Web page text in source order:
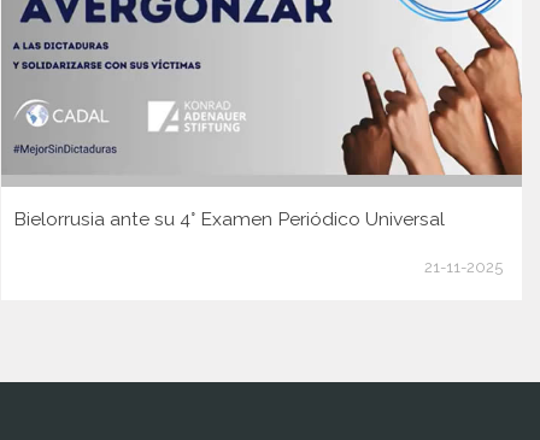
Bielorrusia ante su 4° Examen Periódico Universal
21-11-2025